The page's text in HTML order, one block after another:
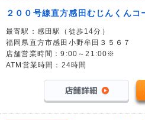
２００号線直方感田むじんくんコ
最寄駅：感田駅（徒歩14分）
福岡県直方市感田小野牟田３５６７
店舗営業時間：9:00～21:00※
ATM営業時間：24時間